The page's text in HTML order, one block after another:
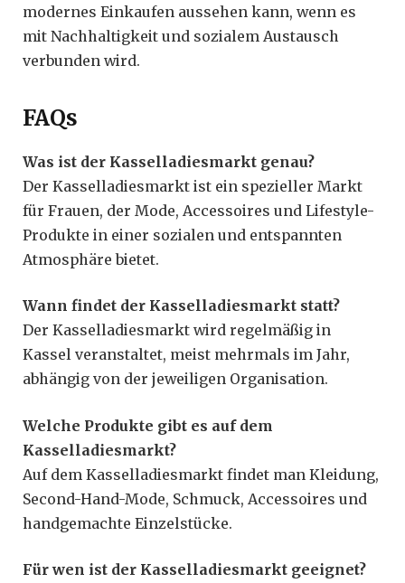
modernes Einkaufen aussehen kann, wenn es
mit Nachhaltigkeit und sozialem Austausch
verbunden wird.
FAQs
Was ist der Kasselladiesmarkt genau?
Der Kasselladiesmarkt ist ein spezieller Markt
für Frauen, der Mode, Accessoires und Lifestyle-
Produkte in einer sozialen und entspannten
Atmosphäre bietet.
Wann findet der Kasselladiesmarkt statt?
Der Kasselladiesmarkt wird regelmäßig in
Kassel veranstaltet, meist mehrmals im Jahr,
abhängig von der jeweiligen Organisation.
Welche Produkte gibt es auf dem
Kasselladiesmarkt?
Auf dem Kasselladiesmarkt findet man Kleidung,
Second-Hand-Mode, Schmuck, Accessoires und
handgemachte Einzelstücke.
Für wen ist der Kasselladiesmarkt geeignet?